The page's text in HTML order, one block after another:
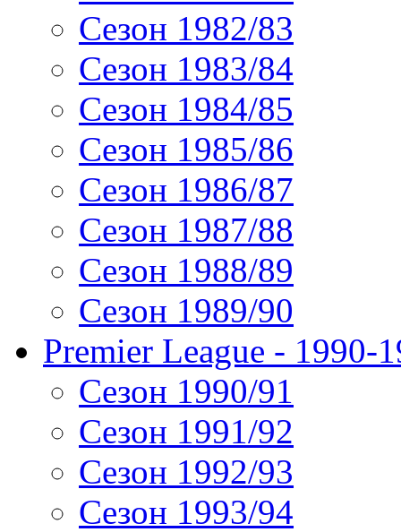
Сезон 1982/83
Сезон 1983/84
Сезон 1984/85
Сезон 1985/86
Сезон 1986/87
Сезон 1987/88
Сезон 1988/89
Сезон 1989/90
Premier League - 1990-
Сезон 1990/91
Сезон 1991/92
Сезон 1992/93
Сезон 1993/94